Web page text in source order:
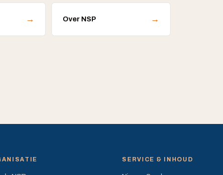
→ Over NSP →
SERVICE & INHOUD